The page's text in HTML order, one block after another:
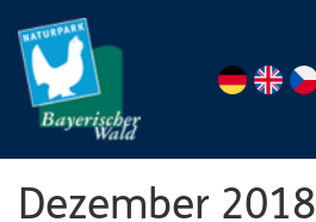
Dezember 2018